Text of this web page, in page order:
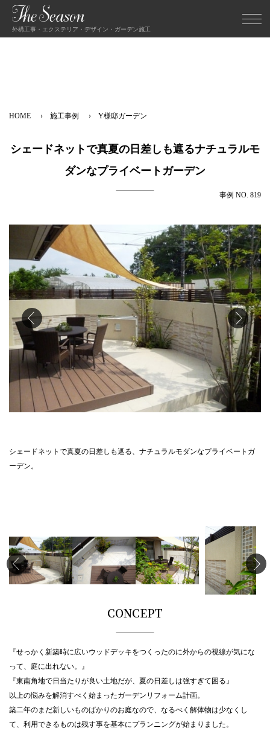
外構工事・エクステリア・デザイン・ガーデン施工
HOME 施工事例 Y様邸ガーデン
シェードネットで真夏の日差しも遮るナチュラルモ
ダンなプライベートガーデン
事例 NO. 819
シェードネットで真夏の日差しも遮る、ナチュラルモダンなプライベートガ
ーデン。
CONCEPT
『せっかく新築時に広いウッドデッキをつくったのに外からの視線が気にな
って、庭に出れない。』
『東南角地で日当たりが良い土地だが、夏の日差しは強すぎて困る』
以上の悩みを解消すべく始まったガーデンリフォーム計画。
築二年のまだ新しいものばかりのお庭なので、なるべく解体物は少なくし
て、利用できるものは残す事を基本にプランニングが始まりました。